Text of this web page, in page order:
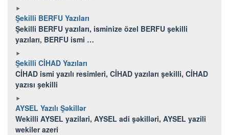
Şekilli BERFU Yazıları
Şekilli BERFU yazıları, isminize özel BERFU şekilli
yazıları, BERFU ismi …
Şekilli CİHAD Yazıları
CİHAD ismi yazılı resimleri, CİHAD yazıları şekilli, CİHAD
yazısı şekilli
AYSEL Yazılı Şəkillər
Wekilli AYSEL yazilari, AYSEL adi şəkilləri, AYSEL yazili
wekiler azeri